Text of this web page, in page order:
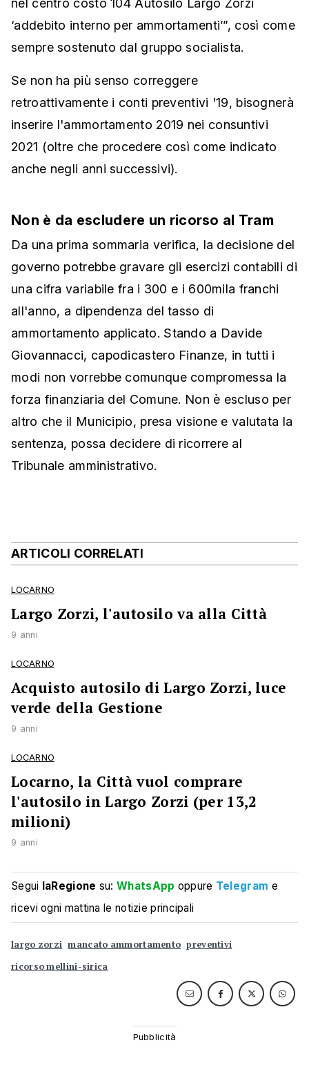
nel centro costo 104 Autosilo Largo Zorzi
‘addebito interno per ammortamenti’”, così come
sempre sostenuto dal gruppo socialista.
Se non ha più senso correggere
retroattivamente i conti preventivi '19, bisognerà
inserire l'ammortamento 2019 nei consuntivi
2021 (oltre che procedere così come indicato
anche negli anni successivi).
Non è da escludere un ricorso al Tram
Da una prima sommaria verifica, la decisione del
governo potrebbe gravare gli esercizi contabili di
una cifra variabile fra i 300 e i 600mila franchi
all'anno, a dipendenza del tasso di
ammortamento applicato. Stando a Davide
Giovannacci, capodicastero Finanze, in tutti i
modi non vorrebbe comunque compromessa la
forza finanziaria del Comune. Non è escluso per
altro che il Municipio, presa visione e valutata la
sentenza, possa decidere di ricorrere al
Tribunale amministrativo.
ARTICOLI CORRELATI
LOCARNO
Largo Zorzi, l'autosilo va alla Città
9 anni
LOCARNO
Acquisto autosilo di Largo Zorzi, luce
verde della Gestione
9 anni
LOCARNO
Locarno, la Città vuol comprare
l'autosilo in Largo Zorzi (per 13,2
milioni)
9 anni
Segui laRegione su:WhatsApp oppure Telegram e
ricevi ogni mattina le notizie principali
largo zorzi mancato ammortamento preventivi
ricorso mellini-sirica